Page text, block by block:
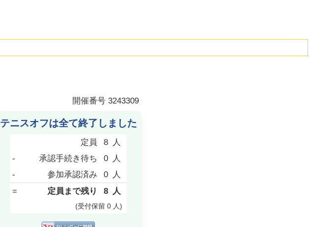
開催番号 3243309
テニスオフは全て終了しました
定員 8
人
-
承認手続き待ち 0
人
-
参加承認済み 0
人
=
定員まで残り 8 人
(受付保留0 人)